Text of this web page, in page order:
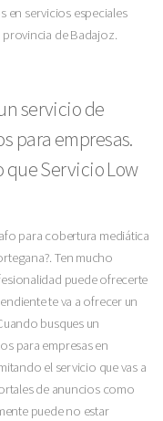
en servicios especiales
provincia de Badajoz.
servicio de
para empresas.
que Servicio Low
para cobertura mediática
Ten mucho
puede ofrecerte
te va a ofrecer un
busques un
para empresas en
el servicio que vas a
de anuncios como
puede no estar